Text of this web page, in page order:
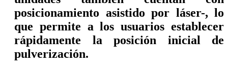
posicionamiento asistido por láser-, lo
que permite a los usuarios establecer
rápidamente la posición inicial de
pulverización.